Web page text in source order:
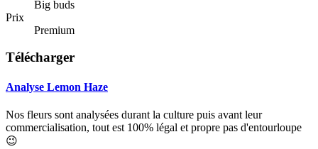
Big buds
Prix
Premium
Télécharger
Analyse Lemon Haze
Nos fleurs sont analysées durant la culture puis avant leur
commercialisation, tout est 100% légal et propre pas d'entourloupe
😉